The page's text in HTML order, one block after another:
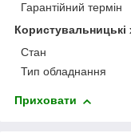
Гарантійний термін
Користувальницькі
Стан
Тип обладнання
Приховати